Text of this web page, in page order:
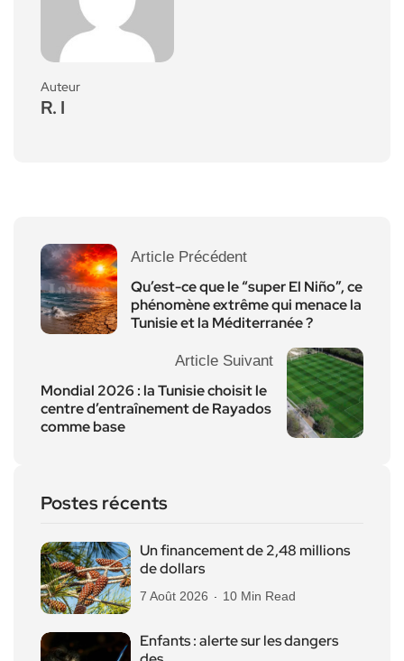
Auteur
R. I
Article Précédent
Qu’est-ce que le “super El Niño”, ce
phénomène extrême qui menace la
Tunisie et la Méditerranée ?
Article Suivant
Mondial 2026 : la Tunisie choisit le
centre d’entraînement de Rayados
comme base
Postes récents
Un financement de 2,48 millions
de dollars
7 Août 2026 10 Min Read
Enfants : alerte sur les dangers